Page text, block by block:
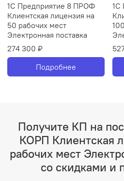
1С Предприятие 8 ПРОФ
Клиентская лицензия на
50 рабочих мест
Электронная поставка
274 300 ₽
Подробнее
1С
Получите КП на
КОРП Клиентская
рабочих мест
со скидками и